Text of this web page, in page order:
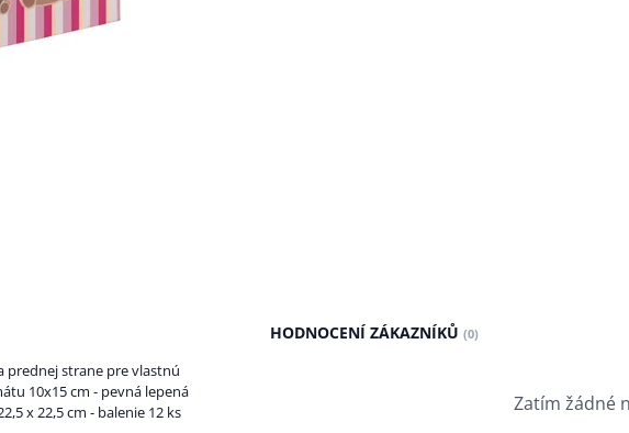
prednej strane pre vlastnú
10x15 cm - pevná lepená
x 22,5 cm - balenie 12 ks
HODNOCENÍ ZÁKAZNÍKŮ (0)
Zatím žádné